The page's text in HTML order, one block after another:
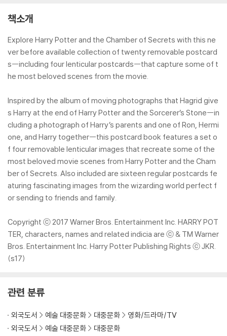
책소개
Explore Harry Potter and the Chamber of Secrets with this ne
ver before available collection of twenty removable postcard
s--including four lenticular postcards--that capture some of t
he most beloved scenes from the movie.
Inspired by the album of moving photographs that Hagrid give
s Harry at the end of Harry Potter and the Sorcerer’s Stone--in
cluding a photograph of Harry’s parents and one of Ron, Hermi
one, and Harry together--this postcard book features a set o
f four removable lenticular images that recreate some of the
most beloved movie scenes from Harry Potter and the Cham
ber of Secrets. Also included are sixteen regular postcards fe
aturing fascinating images from the wizarding world perfect f
or sending to friends and family.
Copyright ⓒ 2017 Warner Bros. Entertainment Inc. HARRY POT
TER, characters, names and related indicia are ⓒ & TM Warner
Bros. Entertainment Inc. Harry Potter Publishing Rights ⓒ JKR.
(s17)
관련 분류
외국도서 예술 대중문화 대중문화
영화/드라마/TV
외국도서
예술 대중문화
대중문화